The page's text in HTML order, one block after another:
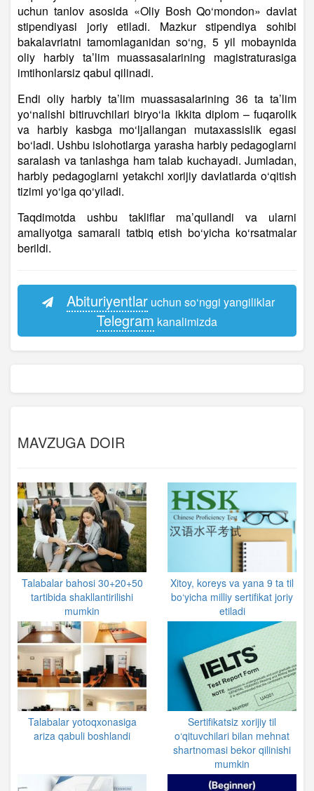
uchun tanlov asosida «Oliy Bosh Qo‘mondon» davlat
stipendiyasi joriy etiladi. Mazkur stipendiya sohibi
bakalavriatni tamomlaganidan so‘ng, 5 yil mobaynida
oliy harbiy ta’lim muassasalarining magistraturasiga
imtihonlarsiz qabul qilinadi.
Endi oliy harbiy ta’lim muassasalarining 36 ta ta’lim
yo‘nalishi bitiruvchilari biryo‘la ikkita diplom – fuqarolik
va harbiy kasbga mo‘ljallangan mutaxassislik egasi
bo‘ladi. Ushbu islohotlarga yarasha harbiy pedagoglarni
saralash va tanlashga ham talab kuchayadi. Jumladan,
harbiy pedagoglarni yetakchi xorijiy davlatlarda o‘qitish
tizimi yo‘lga qo‘yiladi.
Taqdimotda ushbu takliflar ma’qullandi va ularni
amaliyotga samarali tatbiq etish bo‘yicha ko‘rsatmalar
berildi.
Abituriyentlaruchun so‘nggi yangiliklar
Telegram kanalimizda
MAVZUGA DOIR
Talabalar bahosi 30+20+50
tartibida shakllantirilishi
mumkin
Xitoy, koreys va yana 9 ta til
bo‘yicha milliy sertifikat joriy
etiladi
Talabalar yotoqxonasiga
ariza qabuli boshlandi
Sertifikatsiz xorijiy til
o‘qituvchilari bilan mehnat
shartnomasi bekor qilinishi
mumkin